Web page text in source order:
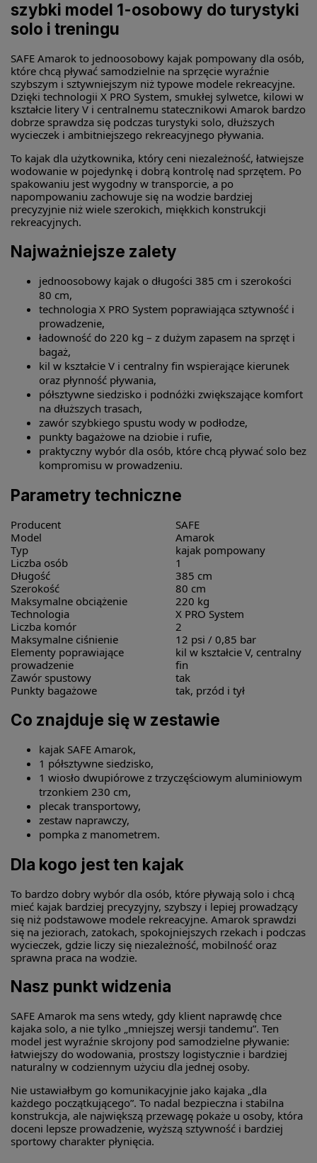
szybki model 1-osobowy do turystyki
solo i treningu
SAFE Amarok to jednoosobowy kajak pompowany dla osób,
które chcą pływać samodzielnie na sprzęcie wyraźnie
szybszym i sztywniejszym niż typowe modele rekreacyjne.
Dzięki technologii X PRO System, smukłej sylwetce, kilowi w
kształcie litery V i centralnemu statecznikowi Amarok bardzo
dobrze sprawdza się podczas turystyki solo, dłuższych
wycieczek i ambitniejszego rekreacyjnego pływania.
To kajak dla użytkownika, który ceni niezależność, łatwiejsze
wodowanie w pojedynkę i dobrą kontrolę nad sprzętem. Po
spakowaniu jest wygodny w transporcie, a po
napompowaniu zachowuje się na wodzie bardziej
precyzyjnie niż wiele szerokich, miękkich konstrukcji
rekreacyjnych.
Najważniejsze zalety
jednoosobowy kajak o długości 385 cm i szerokości
80 cm,
technologia X PRO System poprawiająca sztywność i
prowadzenie,
ładowność do 220 kg – z dużym zapasem na sprzęt i
bagaż,
kil w kształcie V i centralny fin wspierające kierunek
oraz płynność pływania,
półsztywne siedzisko i podnóżki zwiększające komfort
na dłuższych trasach,
zawór szybkiego spustu wody w podłodze,
punkty bagażowe na dziobie i rufie,
praktyczny wybór dla osób, które chcą pływać solo bez
kompromisu w prowadzeniu.
Parametry techniczne
Producent
SAFE
Model
Amarok
Typ
kajak pompowany
Liczba osób
1
Długość
385 cm
Szerokość
80 cm
Maksymalne obciążenie
220 kg
Technologia
X PRO System
Liczba komór
2
Maksymalne ciśnienie
12 psi / 0,85 bar
Elementy poprawiające
prowadzenie
kil w kształcie V, centralny
fin
Zawór spustowy
tak
Punkty bagażowe
tak, przód i tył
Co znajduje się w zestawie
kajak SAFE Amarok,
1 półsztywne siedzisko,
1 wiosło dwupiórowe z trzyczęściowym aluminiowym
trzonkiem 230 cm,
plecak transportowy,
zestaw naprawczy,
pompka z manometrem.
Dla kogo jest ten kajak
To bardzo dobry wybór dla osób, które pływają solo i chcą
mieć kajak bardziej precyzyjny, szybszy i lepiej prowadzący
się niż podstawowe modele rekreacyjne. Amarok sprawdzi
się na jeziorach, zatokach, spokojniejszych rzekach i podczas
wycieczek, gdzie liczy się niezależność, mobilność oraz
sprawna praca na wodzie.
Nasz punkt widzenia
SAFE Amarok ma sens wtedy, gdy klient naprawdę chce
kajaka solo, a nie tylko „mniejszej wersji tandemu”. Ten
model jest wyraźnie skrojony pod samodzielne pływanie:
łatwiejszy do wodowania, prostszy logistycznie i bardziej
naturalny w codziennym użyciu dla jednej osoby.
Nie ustawiałbym go komunikacyjnie jako kajaka „dla
każdego początkującego”. To nadal bezpieczna i stabilna
konstrukcja, ale największą przewagę pokaże u osoby, która
doceni lepsze prowadzenie, wyższą sztywność i bardziej
sportowy charakter płynięcia.